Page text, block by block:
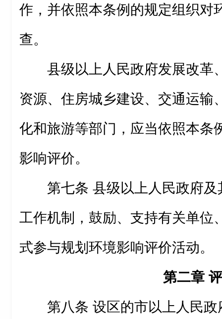
作，并依照本条例的规定组织对
查。
县级以上人民政府发展改革
资源、住房城乡建设、交通运输
化和旅游等部门，应当依照本条
影响评价。
第七条 县级以上人民政府
工作机制，鼓励、支持有关单位
式参与规划环境影响评价活动。
第二章
第八条 设区的市以上人民